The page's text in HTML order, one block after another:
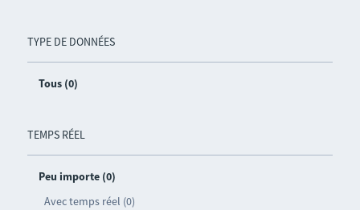
TYPE DE DONNÉES
Tous (0)
TEMPS RÉEL
Peu importe (0)
Avec temps réel (0)